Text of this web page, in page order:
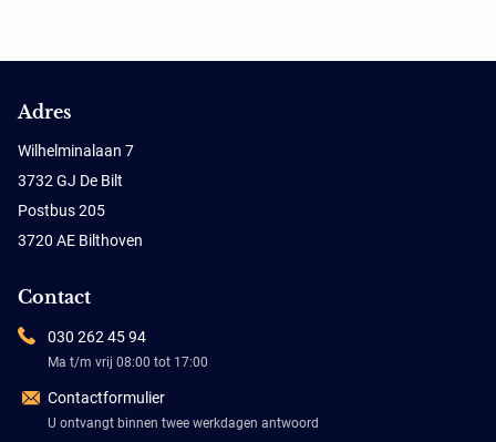
Adres
Wilhelminalaan 7
3732 GJ De Bilt
Postbus 205
3720 AE Bilthoven
Contact
030 262 45 94
Ma t/m vrij 08:00 tot 17:00
Contactformulier
U ontvangt binnen twee werkdagen antwoord